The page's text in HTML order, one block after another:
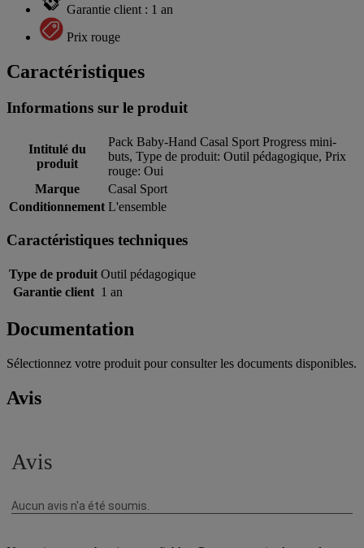
Garantie client : 1 an
Prix rouge
Caractéristiques
Informations sur le produit
Intitulé du
produit
Pack Baby-Hand Casal Sport Progress mini-
buts, Type de produit: Outil pédagogique, Prix
rouge: Oui
Marque
Casal Sport
Conditionnement L'ensemble
Caractéristiques techniques
Type de produit Outil pédagogique
Garantie client 1 an
Documentation
Sélectionnez votre produit pour consulter les documents disponibles.
Avis